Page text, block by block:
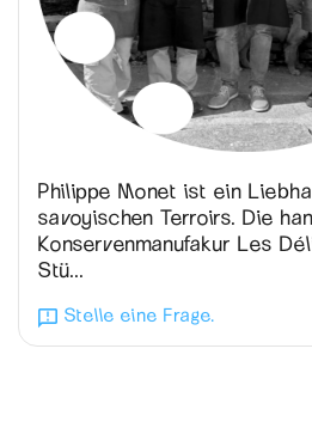
Philippe Monet ist ein
savoyischen Terroirs. Die
Konservenmanufakur Les
Stü...
Stelle eine Frage.